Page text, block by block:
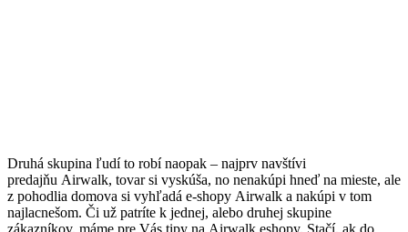
Druhá skupina ľudí to robí naopak – najprv navštívi
predajňu Airwalk, tovar si vyskúša, no nenakúpi hneď na mieste, ale
z pohodlia domova si vyhľadá e-shopy Airwalk a nakúpi v tom
najlacnešom. Či už patríte k jednej, alebo druhej skupine
zákazníkov, máme pre Vás tipy na Airwalk eshopy. Stačí, ak do